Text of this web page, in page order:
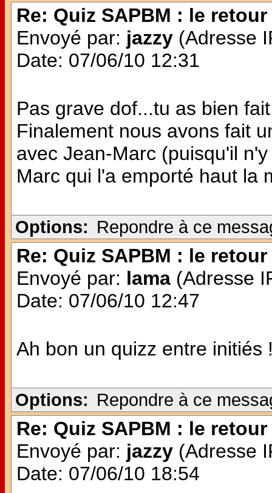
Re: Quiz SAPBM : le retour
Envoyé par: jazzy (Adresse
Date: 07/06/10 12:31
Pas grave dof...tu as bien
Finalement nous avons fait
avec Jean-Marc (puisqu'il
Marc qui l'a emporté haut la
Options: Repondre à ce
Re: Quiz SAPBM : le retour
Envoyé par: lama (Adresse
Date: 07/06/10 12:47
Ah bon un quizz entre initiés
Options: Repondre à ce
Re: Quiz SAPBM : le retour
Envoyé par: jazzy (Adresse
Date: 07/06/10 18:54